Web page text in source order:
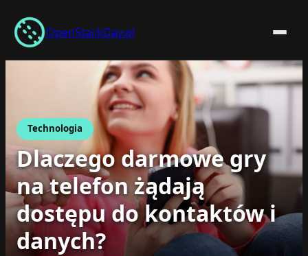
Przejdź
do
treści
OpenStackDay.pl
Technologia
Dlaczego darmowe gry
na telefon żądają
dostępu do kontaktów i
danych?